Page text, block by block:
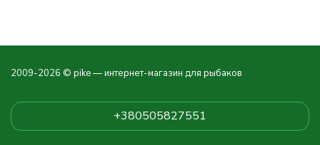
2009-2026 © pike — интернет-магазин для рыбаков
+380505827551